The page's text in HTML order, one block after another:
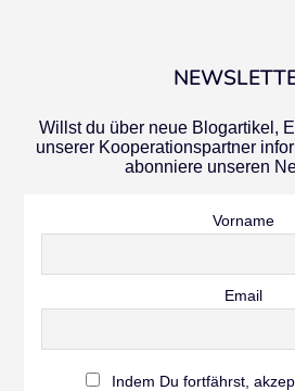
Willst du über neue Blogartikel,
unserer Kooperationspartner
abonniere unseren
Vorname
Email
Indem Du fortfährst,